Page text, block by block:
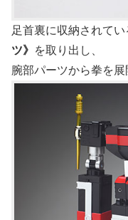
足首裏に収納されてい
ツ》 を取り出し、
腕部パーツから拳を展